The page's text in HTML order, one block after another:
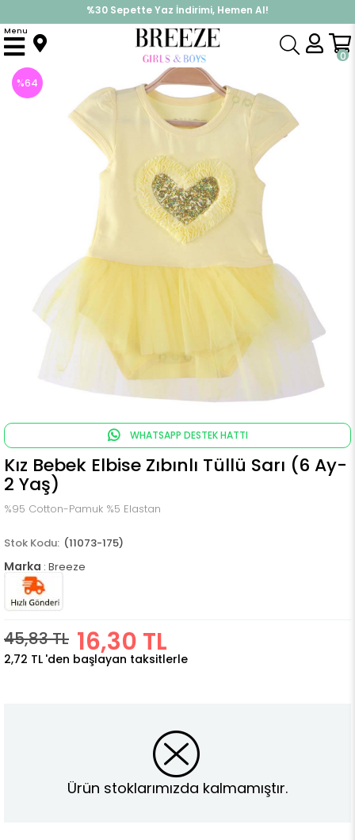
%30 Sepette Yaz İndirimi, Hemen Al!
İndirimlere ek %10 İndirimi Kap, Hemen Üye Ol!
0
Menu
Anasayfa Elbise Modelleri Yazlık Elbise Kız Bebek Elbise Zıbınlı Tüllü Sarı (6 Ay-2 Yaş)
%64
WHATSAPP DESTEK HATTI
Kız Bebek Elbise Zıbınlı Tüllü Sarı (6 Ay-
2 Yaş)
%95 Cotton-Pamuk %5 Elastan
(11073-175)
Marka : Breeze
45,83 TL 16,30 TL
2,72 TL 'den başlayan taksitlerle
Ürün stoklarımızda kalmamıştır.